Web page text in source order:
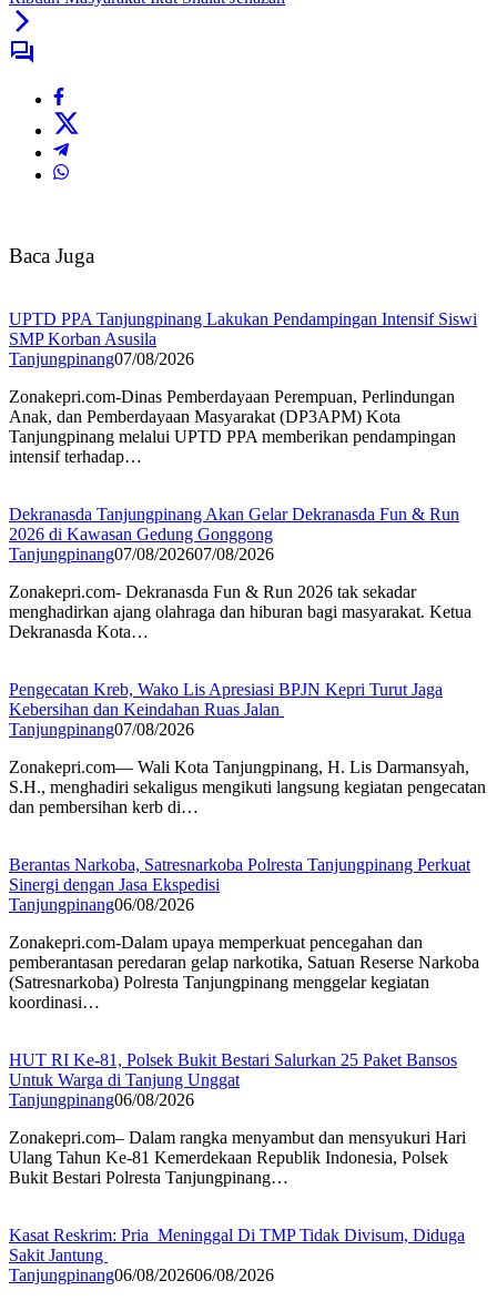
Baca Juga
UPTD PPA Tanjungpinang Lakukan Pendampingan Intensif Siswi
SMP Korban Asusila
Tanjungpinang07/08/2026
Zonakepri.com-Dinas Pemberdayaan Perempuan, Perlindungan
Anak, dan Pemberdayaan Masyarakat (DP3APM) Kota
Tanjungpinang melalui UPTD PPA memberikan pendampingan
intensif terhadap…
Dekranasda Tanjungpinang Akan Gelar Dekranasda Fun & Run
2026 di Kawasan Gedung Gonggong
Tanjungpinang07/08/202607/08/2026
Zonakepri.com- Dekranasda Fun & Run 2026 tak sekadar
menghadirkan ajang olahraga dan hiburan bagi masyarakat. Ketua
Dekranasda Kota…
Pengecatan Kreb, Wako Lis Apresiasi BPJN Kepri Turut Jaga
Kebersihan dan Keindahan Ruas Jalan
Tanjungpinang07/08/2026
Zonakepri.com— Wali Kota Tanjungpinang, H. Lis Darmansyah,
S.H., menghadiri sekaligus mengikuti langsung kegiatan pengecatan
dan pembersihan kerb di…
Berantas Narkoba, Satresnarkoba Polresta Tanjungpinang Perkuat
Sinergi dengan Jasa Ekspedisi
Tanjungpinang06/08/2026
Zonakepri.com-Dalam upaya memperkuat pencegahan dan
pemberantasan peredaran gelap narkotika, Satuan Reserse Narkoba
(Satresnarkoba) Polresta Tanjungpinang menggelar kegiatan
koordinasi…
HUT RI Ke-81, Polsek Bukit Bestari Salurkan 25 Paket Bansos
Untuk Warga di Tanjung Unggat
Tanjungpinang06/08/2026
Zonakepri.com– Dalam rangka menyambut dan mensyukuri Hari
Ulang Tahun Ke-81 Kemerdekaan Republik Indonesia, Polsek
Bukit Bestari Polresta Tanjungpinang…
Kasat Reskrim: Pria Meninggal Di TMP Tidak Divisum, Diduga
Sakit Jantung
Tanjungpinang06/08/202606/08/2026